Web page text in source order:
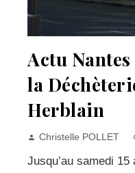
Actu
la
Herblain
Christelle POLLET
Jusqu’au samedi